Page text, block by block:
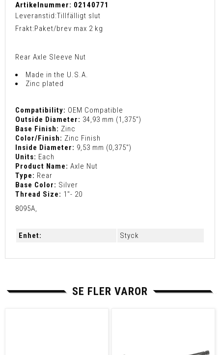
Artikelnummer: 02140771
Leveranstid:Tillfälligt slut
Frakt:Paket/brev max 2 kg
Rear Axle Sleeve Nut
Made in the U.S.A.
Zinc plated
Compatibility: OEM Compatible
Outside Diameter: 34,93 mm (1,375")
Base Finish: Zinc
Color/Finish: Zinc Finish
Inside Diameter: 9,53 mm (0,375")
Units: Each
Product Name: Axle Nut
Type: Rear
Base Color: Silver
Thread Size: 1"- 20
8095A,
Enhet: Styck
SE FLER VAROR